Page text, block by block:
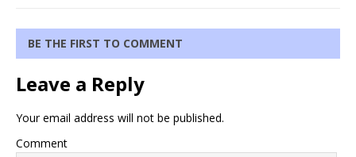
BE THE FIRST TO COMMENT
Leave a Reply
Your email address will not be published.
Comment